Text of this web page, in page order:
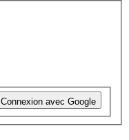
Connexion avec Google